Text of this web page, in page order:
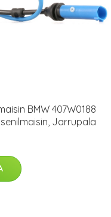
BMW 407W0188
Jarrupala